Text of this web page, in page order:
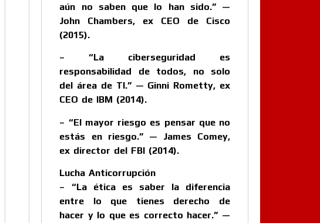
aún no saben que lo han sido.” —
John Chambers, ex CEO de Cisco
(2015).
– “La ciberseguridad es
responsabilidad de todos, no solo
del área de TI.” — Ginni Rometty, ex
CEO de IBM (2014).
– “El mayor riesgo es pensar que no
estás en riesgo.” — James Comey,
ex director del FBI (2014).
Lucha Anticorrupción
– “La ética es saber la diferencia
entre lo que tienes derecho de
hacer y lo que es correcto hacer.” —